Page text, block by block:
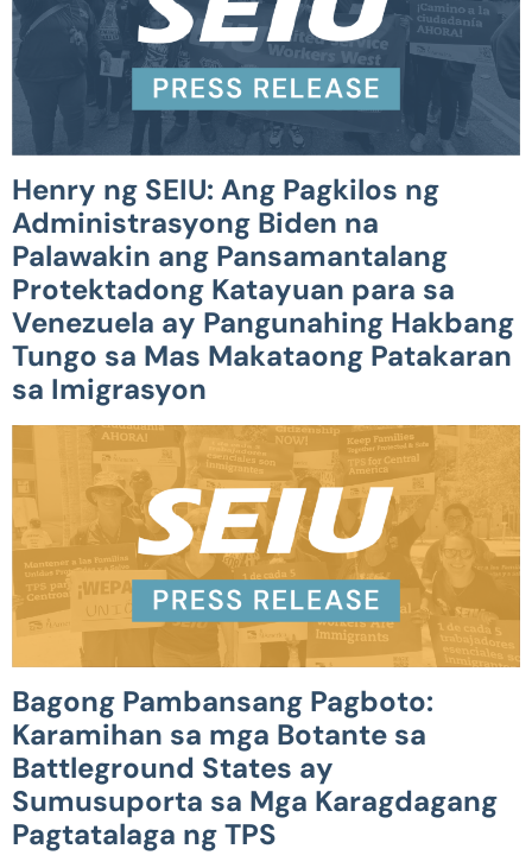
Henry ng SEIU: Ang Pagkilos ng
Administrasyong Biden na
Palawakin ang Pansamantalang
Protektadong Katayuan para sa
Venezuela ay Pangunahing Hakbang
Tungo sa Mas Makataong Patakaran
sa Imigrasyon
Bagong Pambansang Pagboto:
Karamihan sa mga Botante sa
Battleground States ay
Sumusuporta sa Mga Karagdagang
Pagtatalaga ng TPS